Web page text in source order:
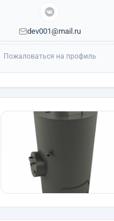
dev001@mail.ru
Пожаловаться на профиль